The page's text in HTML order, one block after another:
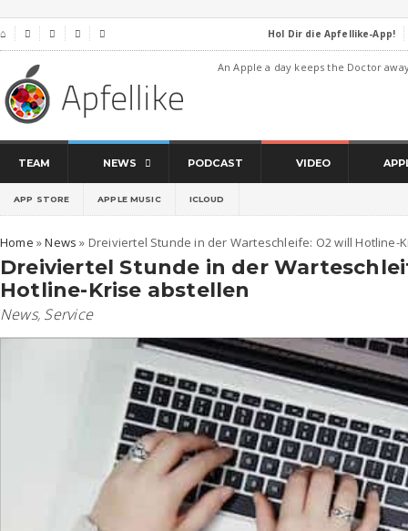
⌂     Hol Dir die Apfellike-App!
An Apple a day keeps the Doctor
TEAM NEWS PODCAST VIDEO
APP STORE APPLE MUSIC ICLOUD
Home »News » Dreiviertel Stunde in der Warteschleife: O2 will Hotline-
Dreiviertel Stunde in der
Hotline-Krise abstellen
News, Service